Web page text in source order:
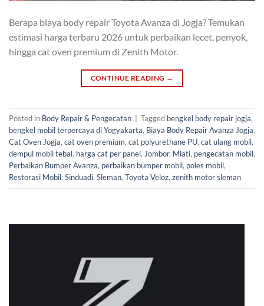
Berapa biaya body repair Toyota Avanza di Jogja? Temukan
estimasi harga terbaru 2026 untuk perbaikan lecet, penyok,
hingga cat oven premium di Zenith Motor.
CONTINUE READING →
Posted in Body Repair & Pengecatan Tagged bengkel body repair jogja,
bengkel mobil terpercaya di Yogyakarta, Biaya Body Repair Avanza Jogja,
Cat Oven Jogja, cat oven premium, cat polyurethane PU, cat ulang mobil,
dempul mobil tebal, harga cat per panel, Jombor, Mlati, pengecatan mobil,
Perbaikan Bumper Avanza, perbaikan bumper mobil, poles mobil,
Restorasi Mobil, Sinduadi, Sleman, Toyota Veloz, zenith motor sleman